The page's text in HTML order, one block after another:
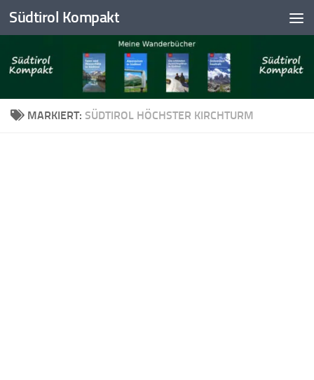
Skip to content
Südtirol Kompakt
MARKIERT: SÜDTIROL HÖCHSTER KIRCHTURM